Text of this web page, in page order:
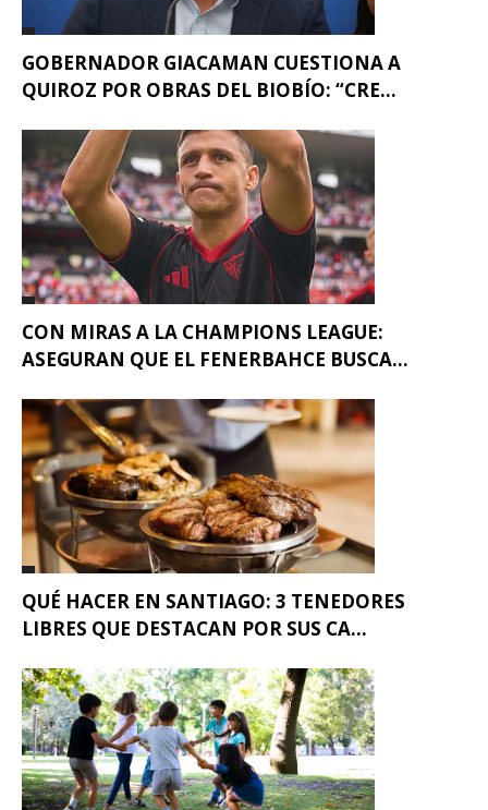
GOBERNADOR GIACAMAN CUESTIONA A
QUIROZ POR OBRAS DEL BIOBÍO: “CRE...
CON MIRAS A LA CHAMPIONS LEAGUE:
ASEGURAN QUE EL FENERBAHCE BUSCA...
QUÉ HACER EN SANTIAGO: 3 TENEDORES
LIBRES QUE DESTACAN POR SUS CA...